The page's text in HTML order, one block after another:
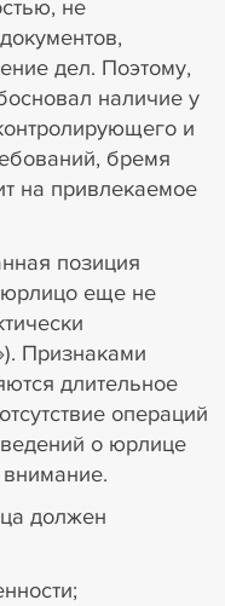
не
дел. Поэтому,
наличие у
и
бремя
на привлекаемое
позиция
еще не
Признаками
длительное
операций
о юрлице
должен